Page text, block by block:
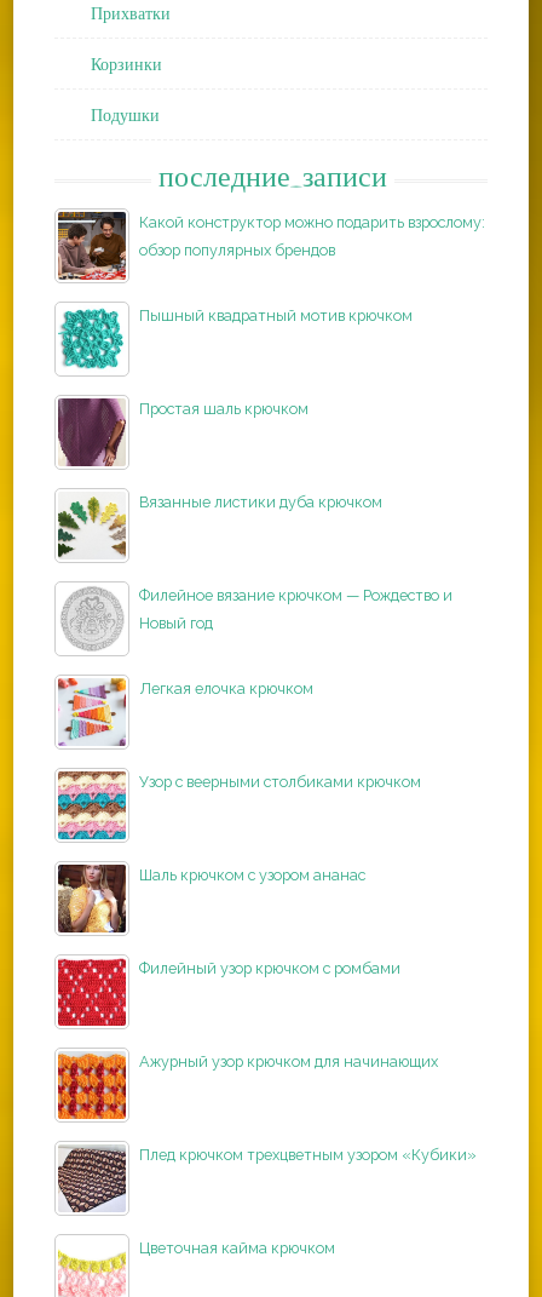
Прихватки
Корзинки
Подушки
последние_записи
Какой конструктор можно подарить взрослому:
обзор популярных брендов
Пышный квадратный мотив крючком
Простая шаль крючком
Вязанные листики дуба крючком
Филейное вязание крючком — Рождество и
Новый год
Легкая елочка крючком
Узор с веерными столбиками крючком
Шаль крючком с узором ананас
Филейный узор крючком с ромбами
Ажурный узор крючком для начинающих
Плед крючком трехцветным узором «Кубики»
Цветочная кайма крючком